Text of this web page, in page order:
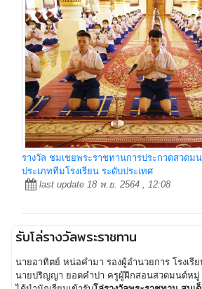
รางวัล ชมเชยพระราชทานการประกวดสวด
ประเภททีมโรงเรียน ระดับประเทศ
last update 18 พ.ย. 2564 , 12:08
รับโล่รางวัลพระราชทาน
นายอาทิตย์ หน่อคำมา รองผู้อำนวยการ โรงเรี
นายปริญญา ยอดคำปา ครูผู้ฝึกสอนสวดมนต์หมู่